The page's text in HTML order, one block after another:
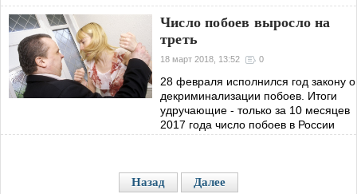
Число побоев выросло на
треть
18 март 2018, 13:52 0
28 февраля исполнился год закону о
декриминализации побоев. Итоги
удручающие - только за 10 месяцев
2017 года число побоев в России
выросло на треть.
Назад Далее